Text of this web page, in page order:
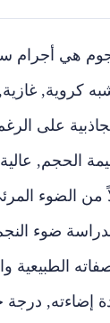
هي أجرام
شبه كروية‏,‏
على
الحجم‏,‏
من الضوء
ضوء
الطبيعية
إضاءته‏,‏ درجة